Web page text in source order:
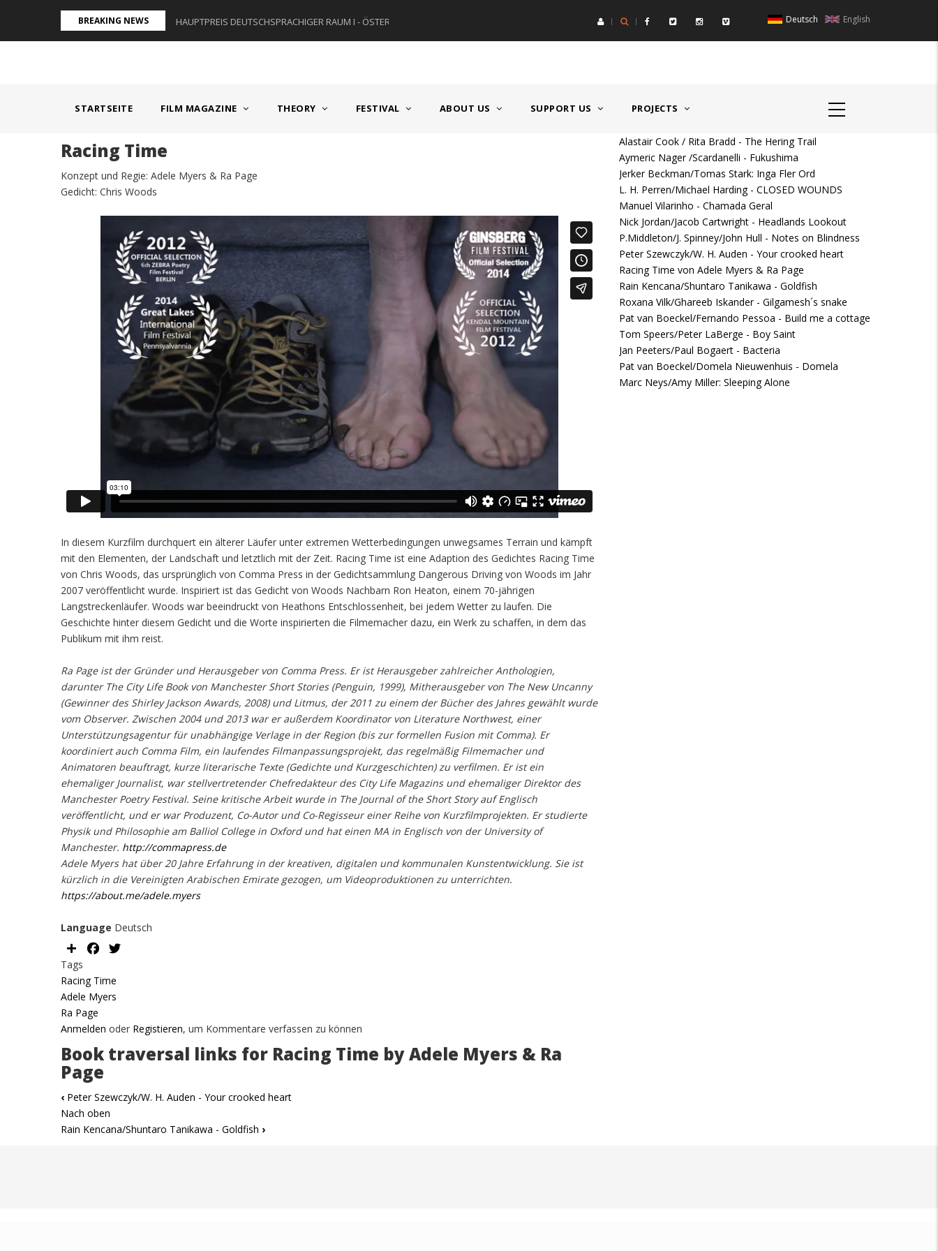
Inhalt
BREAKING NEWS
I - ÖSTERREICH HAUPTPREIS DEUTSCHSPRACHIGER RAUM I - ÖSTERREICH HAUPTPREIS DEUTSCHSPRACHIGER RAUM I - ÖSTERREICH HAUPTPREIS
English
Deutsch
STARTSEITE FILM MAGAZINE THEORY FESTIVAL ABOUT US SUPPORT US PROJECTS
Racing Time
Konzept und Regie: Adele Myers & Ra Page
Gedicht: Chris Woods
In diesem Kurzfilm durchquert ein älterer Läufer unter extremen Wetterbedingungen unwegsames Terrain und kämpft
mit den Elementen, der Landschaft und letztlich mit der Zeit. Racing Time ist eine Adaption des Gedichtes Racing Time
von Chris Woods, das ursprünglich von Comma Press in der Gedichtsammlung Dangerous Driving von Woods im Jahr
2007 veröffentlicht wurde. Inspiriert ist das Gedicht von Woods Nachbarn Ron Heaton, einem 70-jährigen
Langstreckenläufer. Woods war beeindruckt von Heathons Entschlossenheit, bei jedem Wetter zu laufen. Die
Geschichte hinter diesem Gedicht und die Worte inspirierten die Filmemacher dazu, ein Werk zu schaffen, in dem das
Publikum mit ihm reist.
Ra Page ist der Gründer und Herausgeber von Comma Press. Er ist Herausgeber zahlreicher Anthologien,
darunter The City Life Book von Manchester Short Stories (Penguin, 1999), Mitherausgeber von The New Uncanny
(Gewinner des Shirley Jackson Awards, 2008) und Litmus, der 2011 zu einem der Bücher des Jahres gewählt wurde
vom Observer. Zwischen 2004 und 2013 war er außerdem Koordinator von Literature Northwest, einer
Unterstützungsagentur für unabhängige Verlage in der Region (bis zur formellen Fusion mit Comma). Er
koordiniert auch Comma Film, ein laufendes Filmanpassungsprojekt, das regelmäßig Filmemacher und
Animatoren beauftragt, kurze literarische Texte (Gedichte und Kurzgeschichten) zu verfilmen. Er ist ein
ehemaliger Journalist, war stellvertretender Chefredakteur des City Life Magazins und ehemaliger Direktor des
Manchester Poetry Festival. Seine kritische Arbeit wurde in The Journal of the Short Story auf Englisch
veröffentlicht, und er war Produzent, Co-Autor und Co-Regisseur einer Reihe von Kurzfilmprojekten. Er studierte
Physik und Philosophie am Balliol College in Oxford und hat einen MA in Englisch von der University of
Manchester. http://commapress.de
Adele Myers hat über 20 Jahre Erfahrung in der kreativen, digitalen und kommunalen Kunstentwicklung. Sie ist
kürzlich in die Vereinigten Arabischen Emirate gezogen, um Videoproduktionen zu unterrichten.
https://about.me/adele.myers
Language Deutsch
ShareFacebook
Tags
Racing Time
Adele Myers
Ra Page
Anmelden oder Registieren, um Kommentare verfassen zu können
Book traversal links for Racing Time by Adele Myers & Ra
Page
‹ Peter Szewczyk/W. H. Auden - Your crooked heart
Nach oben
Rain Kencana/Shuntaro Tanikawa - Goldfish ›
Alastair Cook / Rita Bradd - The Hering Trail
Aymeric Nager /Scardanelli - Fukushima
Jerker Beckman/Tomas Stark: Inga Fler Ord
L. H. Perren/Michael Harding - CLOSED WOUNDS
Manuel Vilarinho - Chamada Geral
Nick Jordan/Jacob Cartwright - Headlands Lookout
P.Middleton/J. Spinney/John Hull - Notes on Blindness
Peter Szewczyk/W. H. Auden - Your crooked heart
Racing Time von Adele Myers & Ra Page
Rain Kencana/Shuntaro Tanikawa - Goldfish
Roxana Vilk/Ghareeb Iskander - Gilgamesh´s snake
Pat van Boeckel/Fernando Pessoa - Build me a cottage
Tom Speers/Peter LaBerge - Boy Saint
Jan Peeters/Paul Bogaert - Bacteria
Pat van Boeckel/Domela Nieuwenhuis - Domela
Marc Neys/Amy Miller: Sleeping Alone